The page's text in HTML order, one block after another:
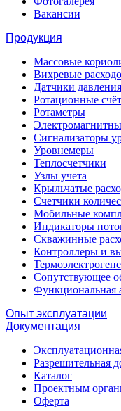
Вакансии
Продукция
Массовые
Вихревые
Датчики давления
Ротационные
Ротаметры
Сигнализаторы
Уровнемеры
Теплосчетчики
Узлы учета
Крыльчатые
Счетчики
Мобильные
Индикаторы
Скважинные
Контроллеры и
Сопутствующее
Функциональная
Опыт эксплуатации
Документация
Разрешительная
Каталог
Проектным
Оферта